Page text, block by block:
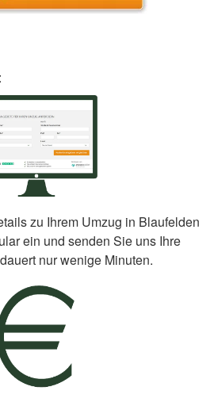
zu Ihrem Umzug in Blaufelden
ein und senden Sie uns Ihre
nur wenige Minuten.